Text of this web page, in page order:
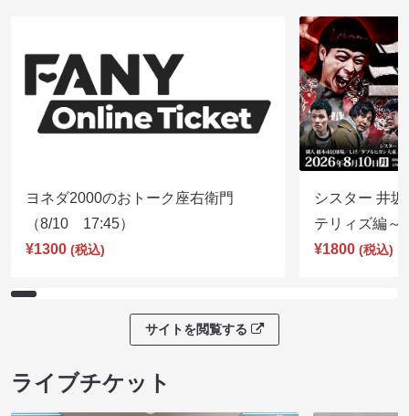
ヨネダ2000のおトーク座右衛門
（8/10 17:45）
¥1300 (税込)
シスター 井
テリィズ編
¥1800 (税込)
サイトを閲覧する
ライブチケット